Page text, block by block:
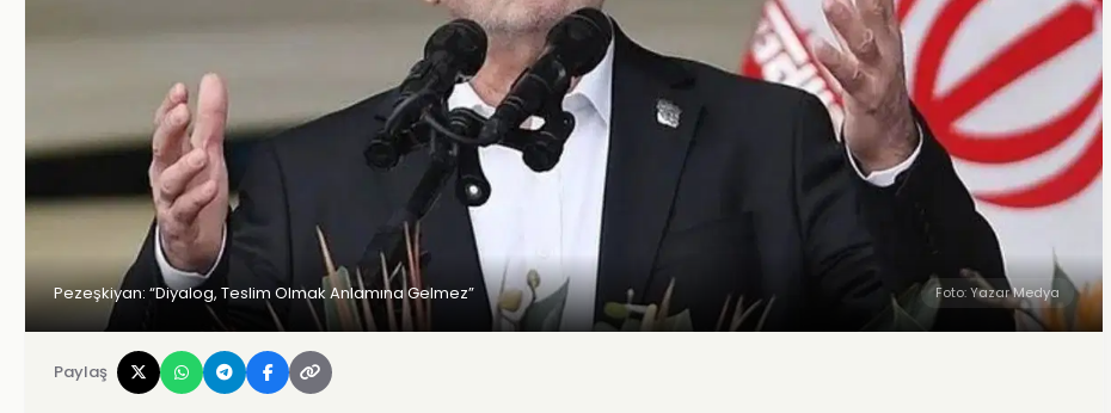
Pezeşkiyan: “Diyalog, Teslim Olmak Anlamına Gelmez” Foto: Yazar Medya
Paylaş